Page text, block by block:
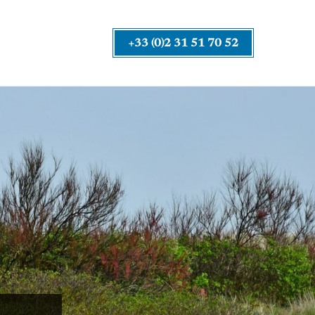
+33 (0)2 31 51 70 52